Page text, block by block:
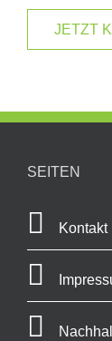
JETZT
SEITEN
Kontakt